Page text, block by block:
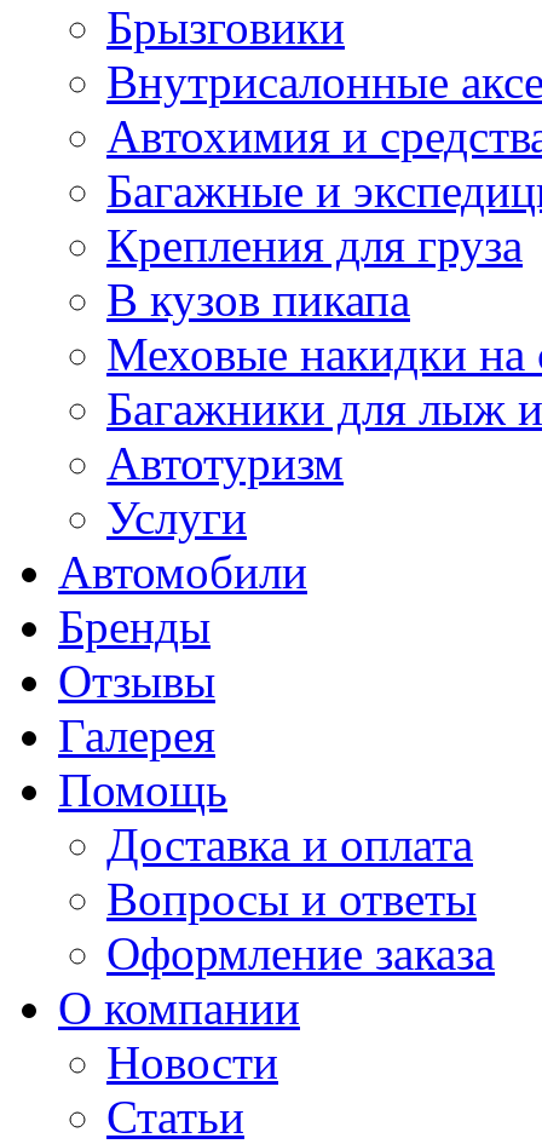
Брызговики
Внутрисалонные
Автохимия и
Багажные и
Крепления для груза
В кузов пикапа
Меховые накидки на
Багажники для лыж
Автотуризм
Услуги
Автомобили
Бренды
Отзывы
Галерея
Помощь
Доставка и оплата
Вопросы и ответы
Оформление заказа
О компании
Новости
Статьи